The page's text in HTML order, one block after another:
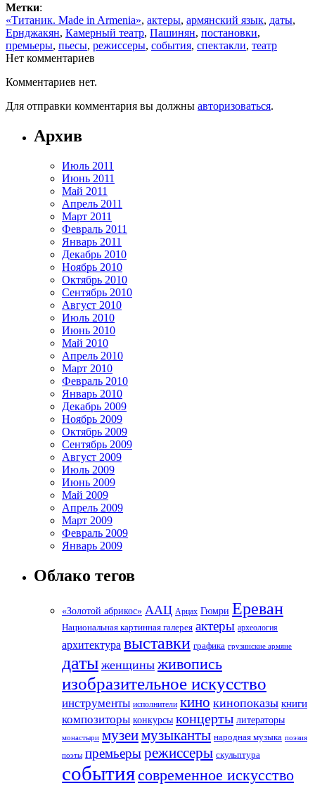
Метки:
«Титаник. Made in Armenia», актеры, армянский язык, даты,
Ернджакян, Камерный театр, Пашинян, постановки,
премьеры, пьесы, режиссеры, события, спектакли, театр
Нет комментариев
Комментариев нет.
Для отправки комментария вы должны авторизоваться.
Архив
Июль 2011
Июнь 2011
Май 2011
Апрель 2011
Март 2011
Февраль 2011
Январь 2011
Декабрь 2010
Ноябрь 2010
Октябрь 2010
Сентябрь 2010
Август 2010
Июль 2010
Июнь 2010
Май 2010
Апрель 2010
Март 2010
Февраль 2010
Январь 2010
Декабрь 2009
Ноябрь 2009
Октябрь 2009
Сентябрь 2009
Август 2009
Июль 2009
Июнь 2009
Май 2009
Апрель 2009
Март 2009
Февраль 2009
Январь 2009
Облако тегов
«Золотой абрикос» ААЦ Арцах Гюмри Ереван
Национальная картинная галерея актеры археология
архитектура выставки графика грузинские армяне
даты женщины живопись
изобразительное искусство
инструменты исполнители кино кинопоказы книги
композиторы конкурсы концерты литераторы
монастыри музеимузыканты народная музыка поэзия
поэты премьерырежиссеры скульптура
событиясовременное искусство